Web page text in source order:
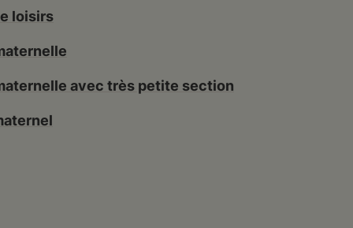
loisirs
avec très petite section